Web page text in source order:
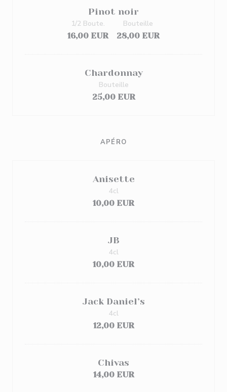
Pinot noir
16,00 EUR
1/2 Boute.
28,00 EUR
Bouteille
Chardonnay
25,00 EUR
Bouteille
APÉRO
Anisette
10,00 EUR
4cl
JB
10,00 EUR
4cl
Jack Daniel’s
12,00 EUR
4cl
Chivas
14,00 EUR